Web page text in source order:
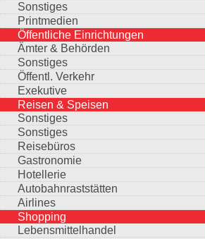
Sonstiges
Printmedien
Öffentliche Einrichtungen
Ämter & Behörden
Sonstiges
Öffentl. Verkehr
Exekutive
Reisen & Speisen
Sonstiges
Sonstiges
Reisebüros
Gastronomie
Hotellerie
Autobahnraststätten
Airlines
Shopping
Lebensmittelhandel